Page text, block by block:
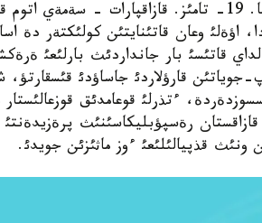
استانا. 19- تامئز. قازاقپارات - سةمةي
اؤةلئ وعان قاتئنايتئن كولئكتةر دة
قاتئسئ بار جانداردئث بارلئعئ
جوياتئن قارؤلاردئ جاساؤدئ قئسقارتؤ،
رةسپؤبليكاسئنئث
ونئث قذپيالئلئعئ ءوز ماثئزئن جويدئ.